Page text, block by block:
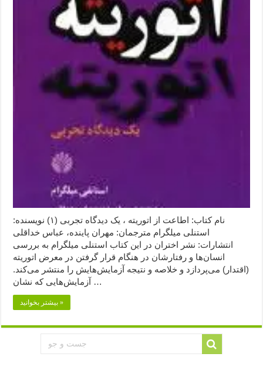
نام کتاب: اطاعت از اتوریته ، یک دیدگاه تجربی (۱) نویسنده:
استنلی میلگرام مترجمان: مهران پاینده، عباس خداقلی
انتشارات: نشر اختران در این کتاب استنلی میلگرام به بررسی
انسان‌ها و رفتارشان در هنگام قرار گرفتن در معرض اتوریته
(اقتدار) می‌پردازد و خلاصه و نتیجه آزمایش‌هایش را منتشر می‌کند.
آزمایش‌هایی که نشان …
بیشتر بخوانید »